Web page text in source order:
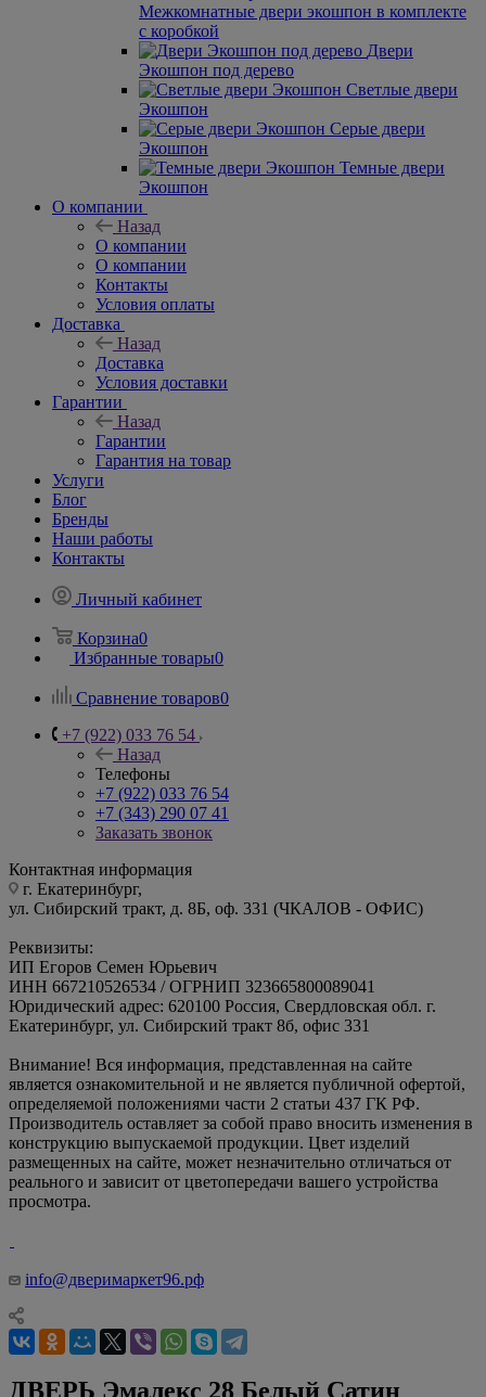
Межкомнатные двери экошпон в комплекте
с коробкой
Двери
Экошпон под дерево
Светлые двери
Экошпон
Серые двери
Экошпон
Темные двери
Экошпон
О компании
Назад
О компании
О компании
Контакты
Условия оплаты
Доставка
Назад
Доставка
Условия доставки
Гарантии
Назад
Гарантии
Гарантия на товар
Услуги
Блог
Бренды
Наши работы
Контакты
Личный кабинет
Корзина0
Избранные товары0
Сравнение товаров0
+7 (922) 033 76 54
Назад
Телефоны
+7 (922) 033 76 54
+7 (343) 290 07 41
Заказать звонок
Контактная информация
г. Екатеринбург,
ул. Сибирский тракт, д. 8Б, оф. 331 (ЧКАЛОВ - ОФИС)
Реквизиты:
ИП Егоров Семен Юрьевич
ИНН 667210526534 / ОГРНИП 323665800089041
Юридический адрес: 620100 Россия, Свердловская обл. г.
Екатеринбург, ул. Сибирский тракт 8б, офис 331
Внимание! Вся информация, представленная на сайте
является ознакомительной и не является публичной офертой,
определяемой положениями части 2 статьи 437 ГК РФ.
Производитель оставляет за собой право вносить изменения в
конструкцию выпускаемой продукции. Цвет изделий
размещенных на сайте, может незначительно отличаться от
реального и зависит от цветопередачи вашего устройства
просмотра.
info@дверимаркет96.рф
ДВЕРЬ Эмалекс 28 Белый Сатин